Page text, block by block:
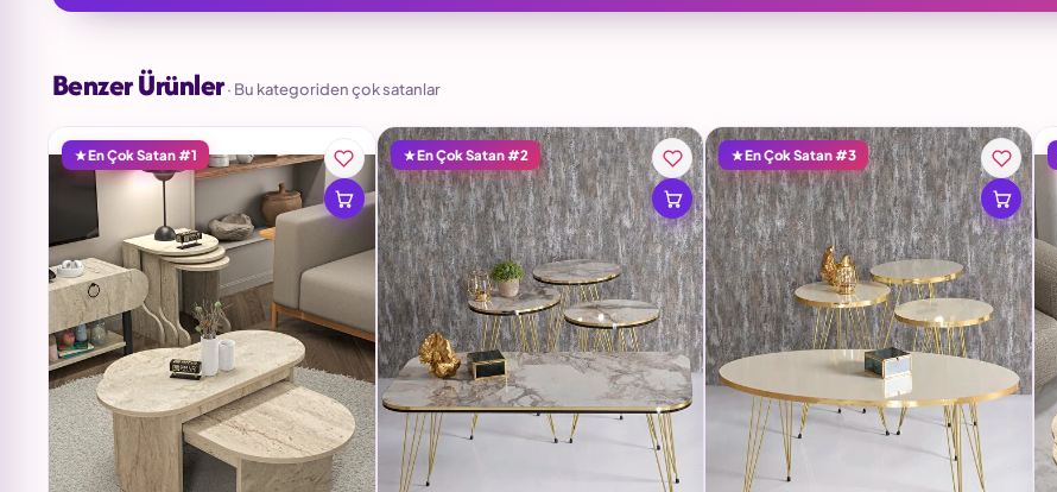
Benzer Ürünler· Bu kategoriden çok satanlar
En Çok Satan #1 En Çok Satan #2 En Çok Satan #3